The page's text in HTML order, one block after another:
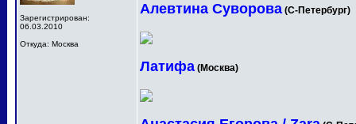
Зарегистрирован:
06.03.2010
Откуда: Москва
Алевтина Суворова (С-Петербург)
Латифа (Москва)